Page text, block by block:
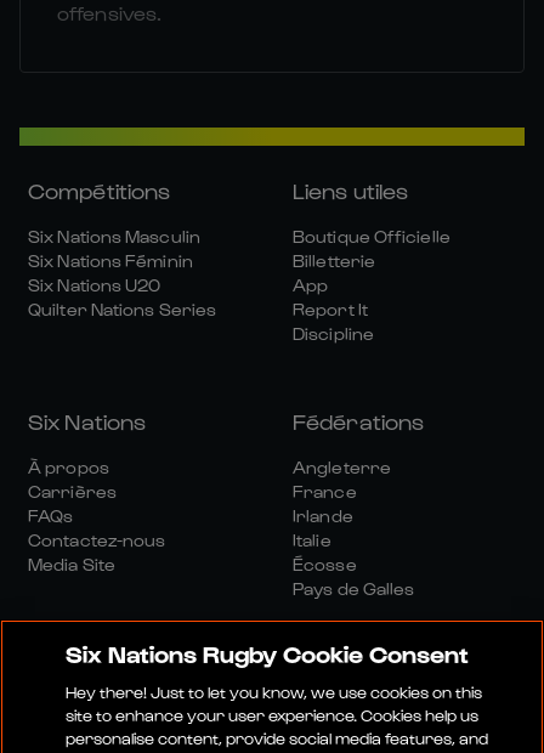
offensives.
Compétitions
Six Nations Masculin
Six Nations Féminin
Six Nations U20
Quilter Nations Series
Liens utiles
Boutique Officielle
Billetterie
App
Report It
Discipline
Six Nations
À propos
Carrières
FAQs
Contactez-nous
Media Site
Fédérations
Angleterre
France
Irlande
Italie
Écosse
Pays de Galles
Six Nations Rugby Cookie Consent
Hey there! Just to let you know, we use cookies on this
site to enhance your user experience. Cookies help us
personalise content, provide social media features, and